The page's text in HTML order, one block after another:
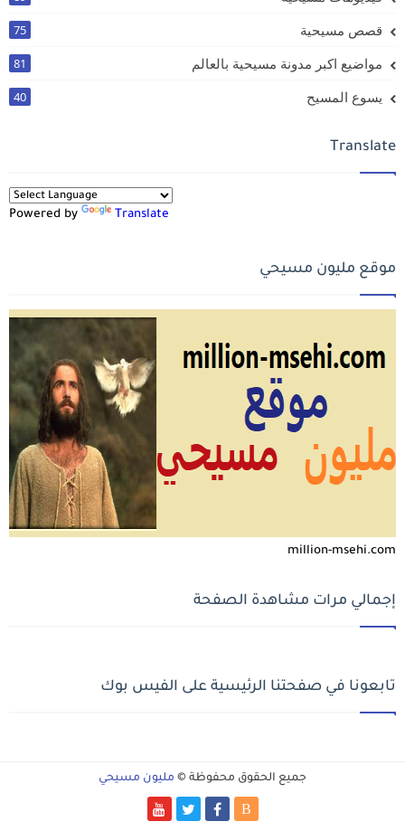
قصص مسيحية 75
مواضيع اكبر مدونة مسيحية بالعالم 81
يسوع المسيح 40
Translate
Powered by Translate
موقع مليون مسيحي
million-msehi.com
إجمالي مرات مشاهدة الصفحة
تابعونا في صفحتنا الرئيسية على الفيس بوك
جميع الحقوق محفوظة © مليون مسيحي